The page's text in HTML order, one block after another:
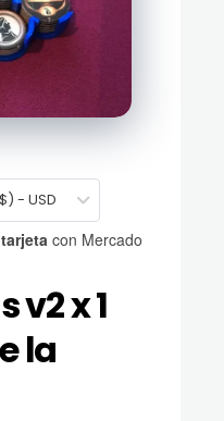
v2 x 1
la
- USD
con Mercado